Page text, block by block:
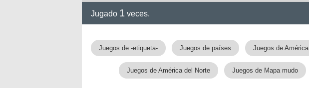
Jugado 1 veces.
Juegos de -etiqueta- Juegos de países Juegos de América
Juegos de América del Norte Juegos de Mapa mudo